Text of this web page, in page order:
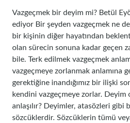
Vazgeçmek bir deyim mi? Betül
ediyor Bir şeyden vazgeçmek ne
bir kişinin diğer hayatından
olan sürecin sonuna kadar geçen
bile. Terk edilmek vazgeçmek
vazgeçmeye zorlanmak anlamına
gerektiğine inandığımız bir ilişki
kendini vazgeçmeye zorlar. Deyim
anlaşılır? Deyimler, atasözleri gibi
sözcüklerdir. Sözcüklerin tümü